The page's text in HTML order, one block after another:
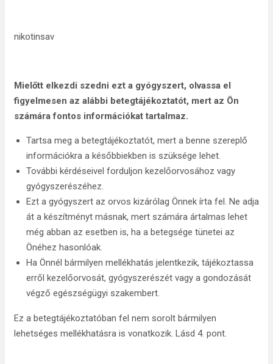
nikotinsav
Mielőtt elkezdi szedni ezt a gyógyszert, olvassa el
figyelmesen az alábbi betegtájékoztatót, mert az Ön
számára fontos információkat tartalmaz.
Tartsa meg a betegtájékoztatót, mert a benne szereplő
információkra a későbbiekben is szüksége lehet.
További kérdéseivel forduljon kezelőorvosához vagy
gyógyszerészéhez.
Ezt a gyógyszert az orvos kizárólag Önnek írta fel. Ne adja
át a készítményt másnak, mert számára ártalmas lehet
még abban az esetben is, ha a betegsége tünetei az
Önéhez hasonlóak.
Ha Önnél bármilyen mellékhatás jelentkezik, tájékoztassa
erről kezelőorvosát, gyógyszerészét vagy a gondozását
végző egészségügyi szakembert.
Ez a betegtájékoztatóban fel nem sorolt bármilyen
lehetséges mellékhatásra is vonatkozik. Lásd 4. pont.